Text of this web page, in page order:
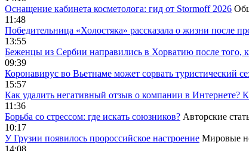
Оснащение кабинета косметолога: гид от Stormoff 2026
11:48
Победительница «Холостяка» рассказала о жизни после
13:55
Беженцы из Сербии направились в Хорватию после того,
09:39
Коронавирус во Вьетнаме может сорвать туристический
15:57
Как удалить негативный отзыв о компании в Интернете?
11:36
Борьба со стрессом: где искать союзников? Авторские
10:17
У Грузии появилось пророссийское настроение Мировые
14:08